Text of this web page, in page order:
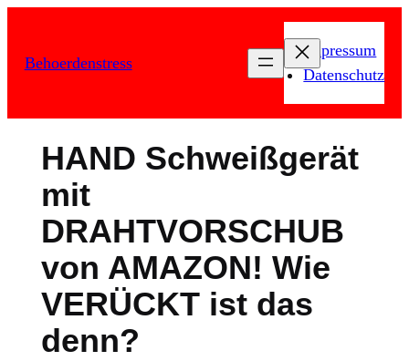
springen
Behoerdenstress
Impressum
Datenschutz
HAND Schweißgerät
mit
DRAHTVORSCHUB
von AMAZON! Wie
VERÜCKT ist das
denn?